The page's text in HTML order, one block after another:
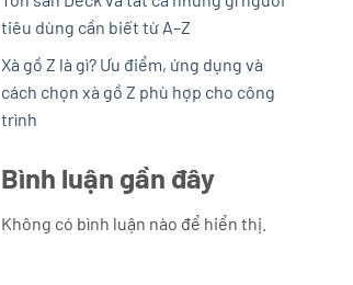
tiêu dùng cần biết từ A–Z
Xà gồ Z là gì? Ưu điểm, ứng dụng và
cách chọn xà gồ Z phù hợp cho công
trình
Bình luận gần đây
Không có bình luận nào để hiển thị.